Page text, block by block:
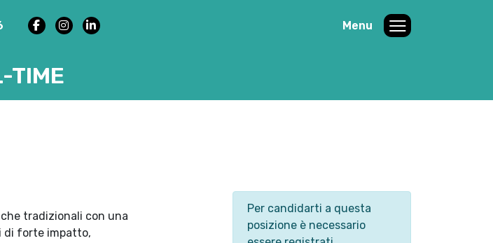
Menu
TIME
tradizionali con una
di forte impatto,
Per candidarti a questa
posizione è necessario